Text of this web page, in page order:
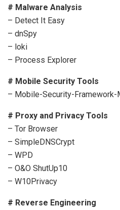
# Malware Analysis
– Detect It Easy
– dnSpy
– loki
– Process Explorer
# Mobile Security Tools
– Mobile-Security-Framework-
# Proxy and Privacy Tools
– Tor Browser
– SimpleDNSCrypt
– WPD
– O&O ShutUp10
– W10Privacy
# Reverse Engineering